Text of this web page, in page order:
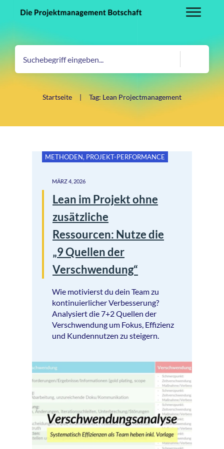
Startseite | Tag: Lean Projectmanagement
METHODEN, PROJEKT-PERFORMANCE
MÄRZ 4, 2026
Lean im Projekt ohne
zusätzliche
Ressourcen: Nutze die
„9 Quellen der
Verschwendung“
Wie motivierst du dein Team zu
kontinuierlicher Verbesserung?
Analysiert die 7+2 Quellen der
Verschwendung um Fokus, Effizienz
und Kundennutzen zu steigern.